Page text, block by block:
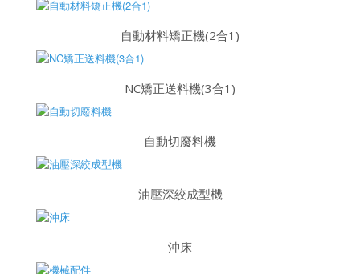
自動材料矯正機(2合1)
NC矯正送料機(3合1)
自動切廢料機
油壓深絞成型機
沖床